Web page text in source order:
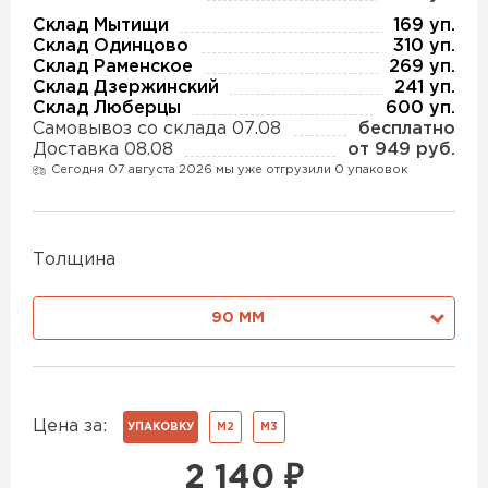
Склад Мытищи
169 уп.
Склад Одинцово
310 уп.
Склад Раменское
269 уп.
Склад Дзержинский
241 уп.
Склад Люберцы
600 уп.
Самовывоз со склада 07.08
бесплатно
Доставка 08.08
от 949 руб.
Сегодня 07 августа 2026 мы уже отгрузили 0 упаковок
Толщина
90 ММ
Цена за: УПАКОВКУ М2 М3
2 140 ₽
Утеплитель Изотек
ПЕРЕЙТИ
Утеплитель Ruspanel
ПЕРЕЙТИ
ПЕРЕЙТИ
ПЕРЕЙТИ
Утеплитель Юматекс
Утеплитель Теплекс
Утеплитель Дирок